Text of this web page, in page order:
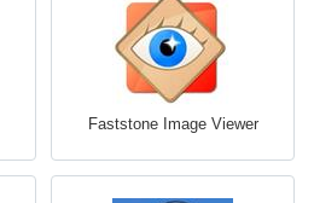
Faststone Image Viewer